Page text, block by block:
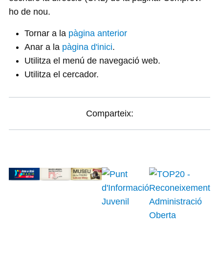
ho de nou.
Tornar a la pàgina anterior
Anar a la pàgina d'inici.
Utilitza el menú de navegació web.
Utilitza el cercador.
Comparteix: